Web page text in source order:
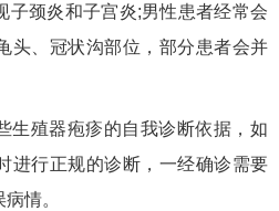
子颈炎和子宫炎;男性患者经常会
头、冠状沟部位，部分患者会并
生殖器疱疹的自我诊断依据，如
进行正规的诊断，一经确诊需要
情。